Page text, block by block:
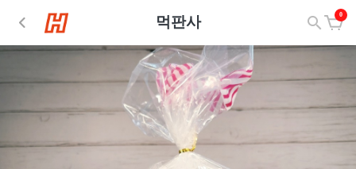
먹판사 0